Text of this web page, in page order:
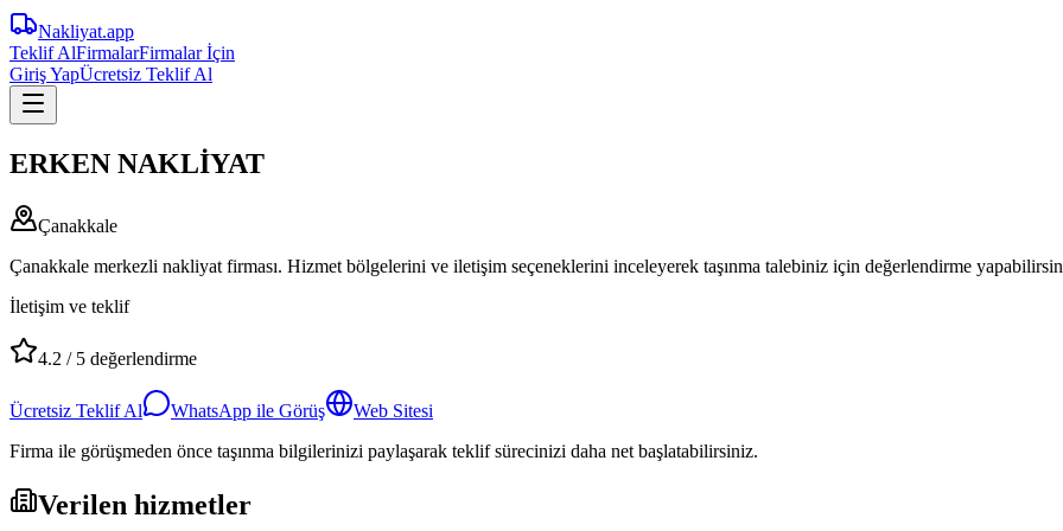
Nakliyat.app
Teklif AlFirmalarFirmalar İçin
Giriş YapÜcretsiz Teklif Al
ERKEN NAKLİYAT
Çanakkale
Çanakkale merkezli nakliyat firması. Hizmet bölgelerini ve iletişim seçeneklerini inceleyerek taşınma talebiniz için değerlendirme
İletişim ve teklif
4.2 / 5 değerlendirme
Ücretsiz Teklif Al WhatsApp ile Görüş
Web Sitesi
Firma ile görüşmeden önce taşınma bilgilerinizi paylaşarak teklif sürecinizi daha net başlatabilirsiniz.
Verilen hizmetler